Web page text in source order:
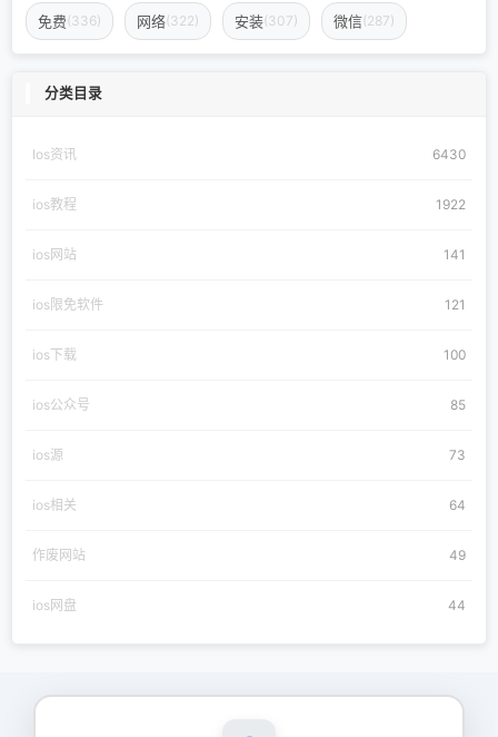
免费(336) 网络(322) 安装(307) 微信(287)
分类目录
Ios资讯 6430
ios教程 1922
ios网站 141
ios限免软件 121
ios下载 100
ios公众号 85
ios源 73
ios相关 64
作废网站 49
ios网盘 44